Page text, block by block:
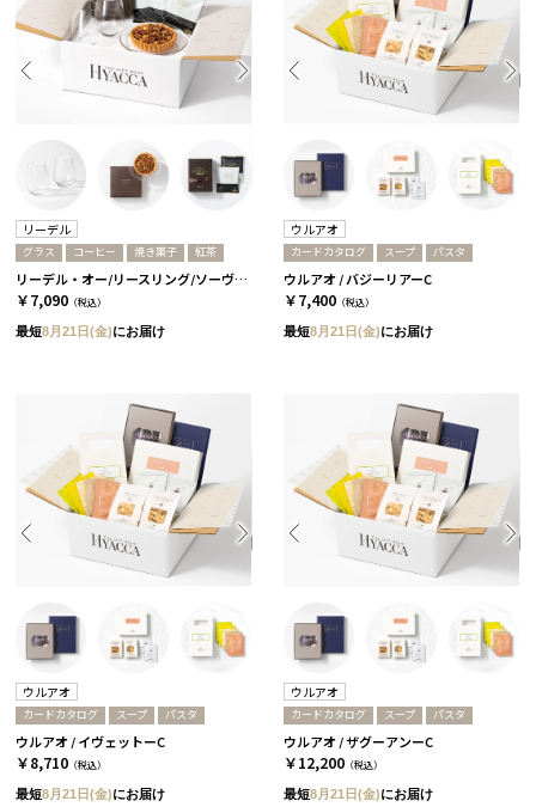
リーデル
グラス コーヒー 焼き菓子 紅茶
リーデル・オー/リースリング/ソーヴィニヨン・ブラン 2個セット［リーデル］+ナッツタルト+コーヒーor紅茶 紅茶
￥7,090 （税込）
最短8月21日(金)にお届け
ウルアオ
カードカタログ スープ パスタ
ウルアオ / バジーリアーC
￥7,400 （税込）
最短8月21日(金)にお届け
ウルアオ
カードカタログ スープ パスタ
ウルアオ / イヴェットーC
￥8,710 （税込）
最短8月21日(金)にお届け
ウルアオ
カードカタログ スープ パスタ
ウルアオ / ザグーアンーC
￥12,200 （税込）
最短8月21日(金)にお届け